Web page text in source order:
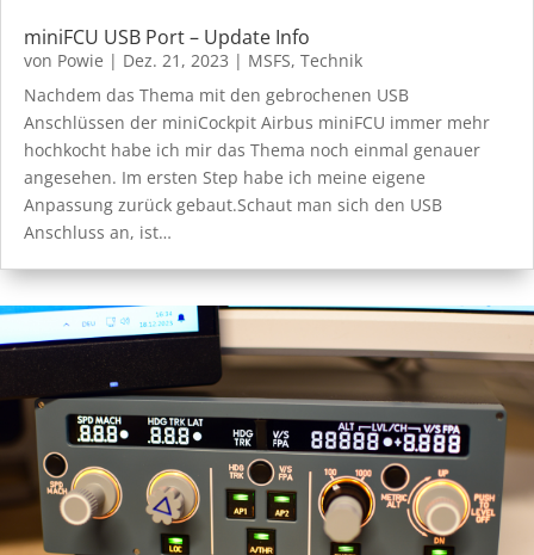
miniFCU USB Port – Update Info
von Powie | Dez. 21, 2023 | MSFS, Technik
Nachdem das Thema mit den gebrochenen USB
Anschlüssen der miniCockpit Airbus miniFCU immer mehr
hochkocht habe ich mir das Thema noch einmal genauer
angesehen. Im ersten Step habe ich meine eigene
Anpassung zurück gebaut.Schaut man sich den USB
Anschluss an, ist…